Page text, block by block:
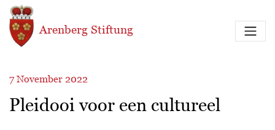
Direkt zum Inhalt
Arenberg Stiftung
7 November 2022
Pleidooi voor een cultureel